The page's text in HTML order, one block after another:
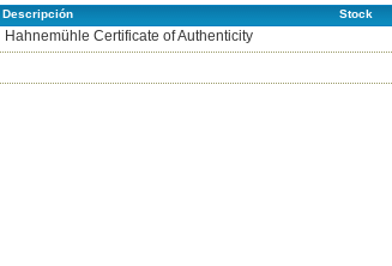
Descripción Stock
Hahnemühle Certificate of Authenticity